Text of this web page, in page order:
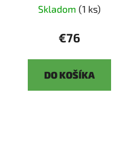
Skladom (1 ks)
€76
DO KOŠÍKA